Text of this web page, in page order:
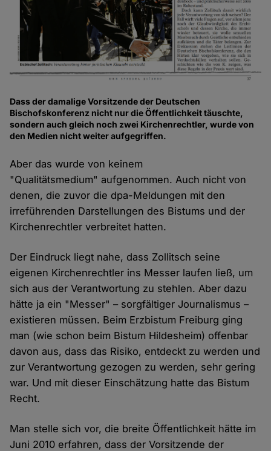
Dass der damalige Vorsitzende der Deutschen
Bischofskonferenz nicht nur die Öffentlichkeit täuschte,
sondern auch gleich noch zwei Kirchenrechtler, wurde von
den Medien nicht weiter aufgegriffen.
Aber das wurde von keinem
"Qualitätsmedium" aufgenommen. Auch nicht von
denen, die zuvor die dpa-Meldungen mit den
irreführenden Darstellungen des Bistums und der
Kirchenrechtler verbreitet hatten.
Der Eindruck liegt nahe, dass Zollitsch seine
eigenen Kirchenrechtler ins Messer laufen ließ, um
sich aus der Verantwortung zu stehlen. Aber dazu
hätte ja ein "Messer" – sorgfältiger Journalismus –
existieren müssen. Beim Erzbistum Freiburg ging
man (wie schon beim Bistum Hildesheim) offenbar
davon aus, dass das Risiko, entdeckt zu werden und
zur Verantwortung gezogen zu werden, sehr gering
war. Und mit dieser Einschätzung hatte das Bistum
Recht.
Man stelle sich vor, die breite Öffentlichkeit hätte im
Juni 2010 erfahren, dass der Vorsitzende der